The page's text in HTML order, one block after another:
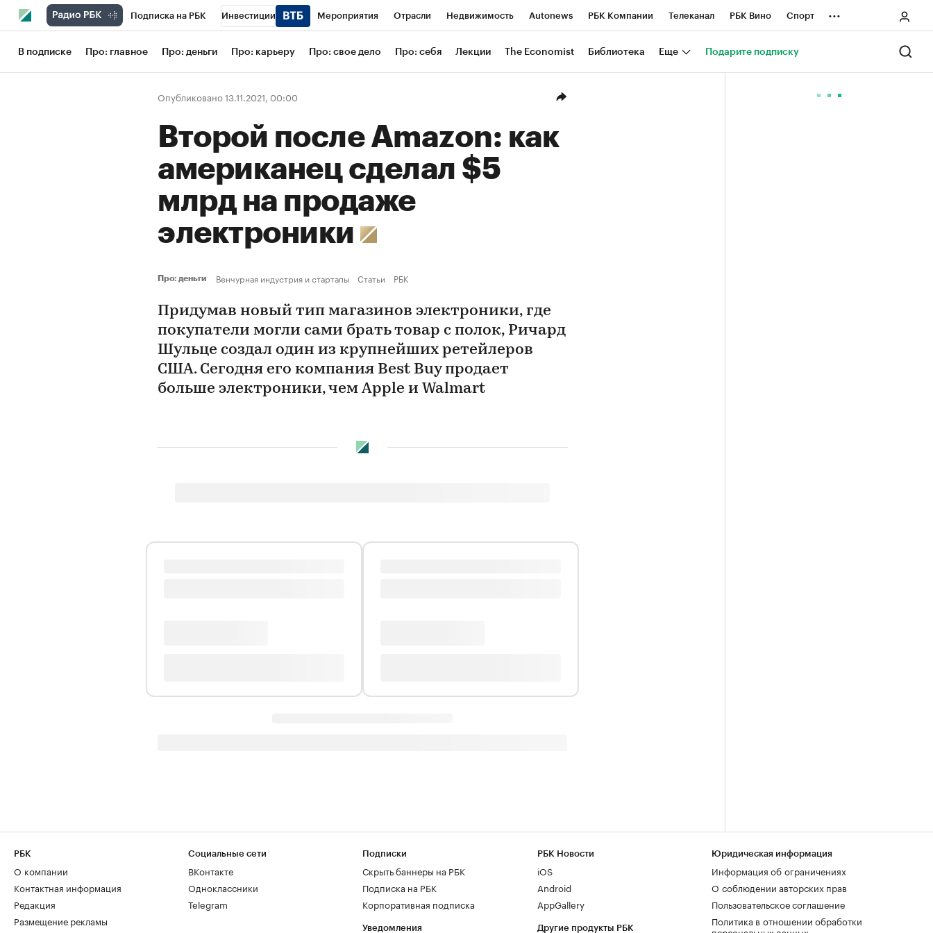
Подписка на РБК Инвестиции Мероприятия Отрасли Недвижимость Autonews РБК Компании Телеканал РБК Вино Спорт
Школа управления РБК РБК Образование РБК Life Тренды Визионеры Национальные проекты Город
Рынок наличной валюты
...
В подписке Про: главное Про: деньги Про: карьеру Про: свое дело Про: себя Лекции The Economist Библиотека Еще Подарите подписку
Опубликовано 13.11.2021, 00:00
Второй после Amazon: как
американец сделал $5
млрд на продаже
электроники
Про: деньги Венчурная индустрия и стартапы Статьи РБК
Придумав новый тип магазинов электроники, где
покупатели могли сами брать товар с полок, Ричард
Шульце создал один из крупнейших ретейлеров
США. Сегодня его компания Best Buy продает
больше электроники, чем Apple и Walmart
РБК
О компании
Контактная информация
Редакция
Размещение рекламы
Социальные сети
ВКонтакте
Одноклассники
Telegram
Подписки
Скрыть баннеры на РБК
Подписка на РБК
Корпоративная подписка
Уведомления
РБК Новости
iOS
Android
AppGallery
Другие продукты РБК
Юридическая информация
Информация об ограничениях
О соблюдении авторских прав
Пользовательское соглашение
Политика в отношении обработки